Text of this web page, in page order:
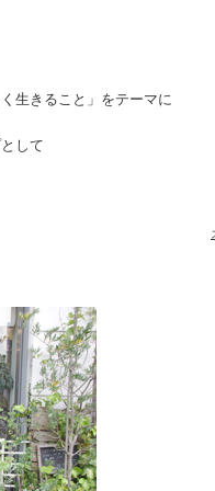
生きること」をテーマに
して